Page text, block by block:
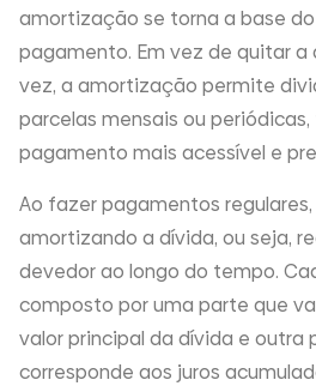
amortização se torna a base
pagamento. Em vez de quitar a
vez, a amortização permite
parcelas mensais ou
pagamento mais acessível e
Ao fazer pagamentos
amortizando a dívida, ou seja,
devedor ao longo do tempo.
composto por uma parte que
valor principal da dívida e outra
corresponde aos juros